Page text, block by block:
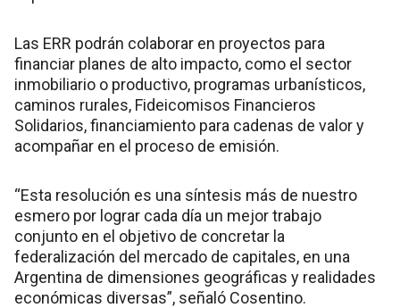
Las ERR podrán colaborar en proyectos para
financiar planes de alto impacto, como el sector
inmobiliario o productivo, programas urbanísticos,
caminos rurales, Fideicomisos Financieros
Solidarios, financiamiento para cadenas de valor y
acompañar en el proceso de emisión.
“Esta resolución es una síntesis más de nuestro
esmero por lograr cada día un mejor trabajo
conjunto en el objetivo de concretar la
federalización del mercado de capitales, en una
Argentina de dimensiones geográficas y realidades
económicas diversas”, señaló Cosentino.